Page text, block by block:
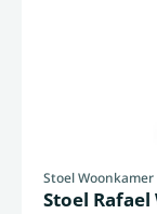
Stoel Woonkamer
Stoel Rafael